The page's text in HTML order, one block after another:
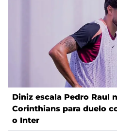
Diniz escala Pedro Raul
Corinthians para duelo
o Inter